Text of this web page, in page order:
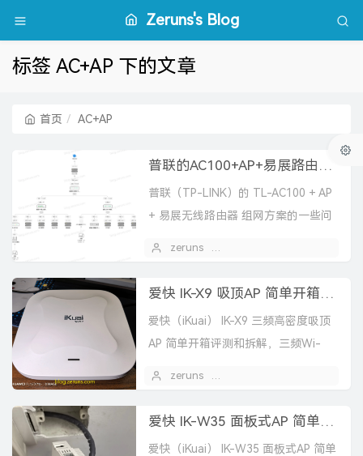
Zeruns's Blog
标签 AC+AP 下的文章
首页 AC+AP
普联的AC100+AP+易展路由组网方案的一些问题
普联（TP-LINK）的 TL-AC100 + AP
+ 易展无线路由器 组网方案的一些问
zeruns
爱快 IK-X9 吸顶AP 简单开箱评测和拆解，三频WiFi7，BE5000，2.5G网口
爱快（iKuai） IK-X9 三频高密度吸顶
AP 简单开箱评测和拆解，三频Wi-
zeruns
爱快 IK-W35 面板式AP 简单开箱评测和拆解，双频WiFi6 AX3000，2.5G网口
爱快（iKuai） IK-W35 面板式AP 简单